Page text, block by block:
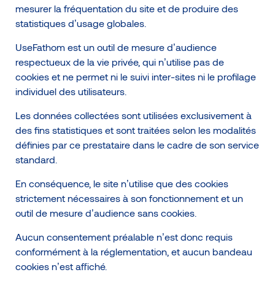
mesurer la fréquentation du site et de produire des
statistiques d’usage globales.
UseFathom est un outil de mesure d’audience
respectueux de la vie privée, qui n’utilise pas de
cookies et ne permet ni le suivi inter-sites ni le profilage
individuel des utilisateurs.
Les données collectées sont utilisées exclusivement à
des fins statistiques et sont traitées selon les modalités
définies par ce prestataire dans le cadre de son service
standard.
En conséquence, le site n’utilise que des cookies
strictement nécessaires à son fonctionnement et un
outil de mesure d’audience sans cookies.
Aucun consentement préalable n’est donc requis
conformément à la réglementation, et aucun bandeau
cookies n’est affiché.